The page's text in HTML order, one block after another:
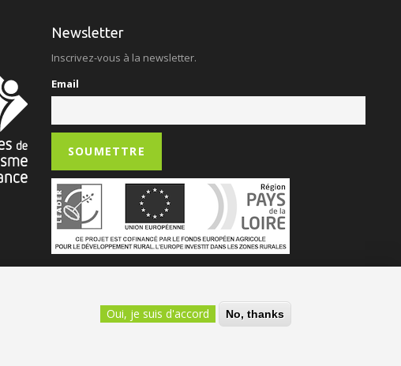
Newsletter
Inscrivez-vous à la newsletter.
Email
Site Réalisé par
Oui, je suis d'accord No, thanks